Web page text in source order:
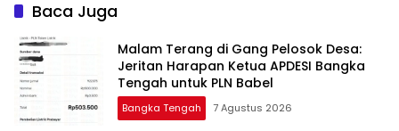
Baca Juga
Malam Terang di Gang Pelosok Desa:
Jeritan Harapan Ketua APDESI Bangka
Tengah untuk PLN Babel
Bangka Tengah 7 Agustus 2026